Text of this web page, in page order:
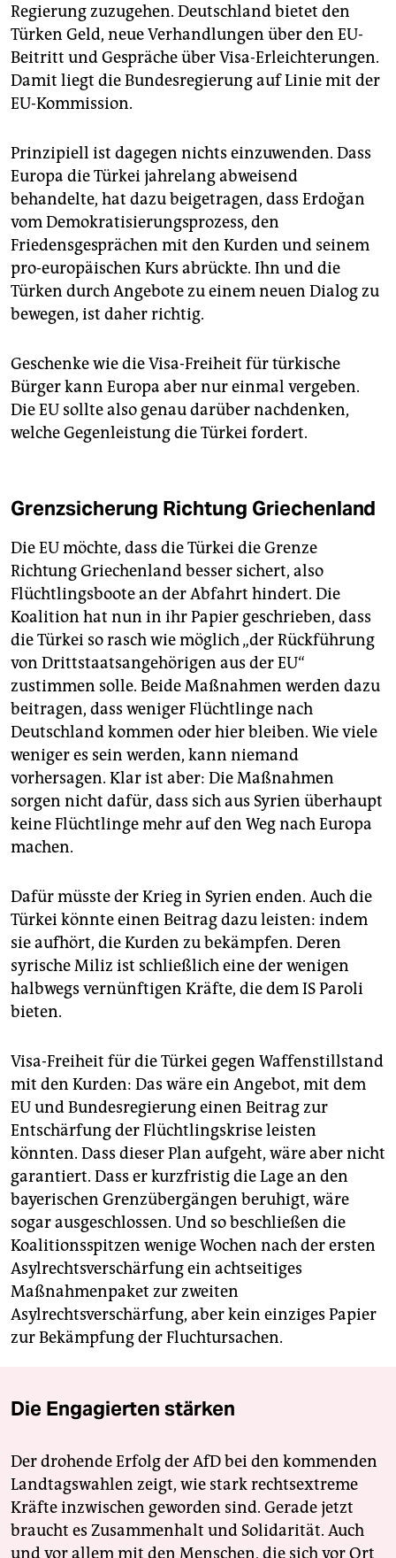
Regierung zuzugehen. Deutschland bietet den
Türken Geld, neue Verhandlungen über den EU-
Beitritt und Gespräche über Visa-Erleichterungen.
Damit liegt die Bundesregierung auf Linie mit der
EU-Kommission.
Prinzipiell ist dagegen nichts einzuwenden. Dass
Europa die Türkei jahrelang abweisend
behandelte, hat dazu beigetragen, dass Erdoğan
vom Demokratisierungsprozess, den
Friedensgesprächen mit den Kurden und seinem
pro-europäischen Kurs abrückte. Ihn und die
Türken durch Angebote zu einem neuen Dialog zu
bewegen, ist daher richtig.
Geschenke wie die Visa-Freiheit für türkische
Bürger kann Europa aber nur einmal vergeben.
Die EU sollte also genau darüber nachdenken,
welche Gegenleistung die Türkei fordert.
Grenzsicherung Richtung Griechenland
Die EU möchte, dass die Türkei die Grenze
Richtung Griechenland besser sichert, also
Flüchtlingsboote an der Abfahrt hindert. Die
Koalition hat nun in ihr Papier geschrieben, dass
die Türkei so rasch wie möglich „der Rückführung
von Drittstaatsangehörigen aus der EU“
zustimmen solle. Beide Maßnahmen werden dazu
beitragen, dass weniger Flüchtlinge nach
Deutschland kommen oder hier bleiben. Wie viele
weniger es sein werden, kann niemand
vorhersagen. Klar ist aber: Die Maßnahmen
sorgen nicht dafür, dass sich aus Syrien überhaupt
keine Flüchtlinge mehr auf den Weg nach Europa
machen.
Dafür müsste der Krieg in Syrien enden. Auch die
Türkei könnte einen Beitrag dazu leisten: indem
sie aufhört, die Kurden zu bekämpfen. Deren
syrische Miliz ist schließlich eine der wenigen
halbwegs vernünftigen Kräfte, die dem IS Paroli
bieten.
Visa-Freiheit für die Türkei gegen Waffenstillstand
mit den Kurden: Das wäre ein Angebot, mit dem
EU und Bundesregierung einen Beitrag zur
Entschärfung der Flüchtlingskrise leisten
könnten. Dass dieser Plan aufgeht, wäre aber nicht
garantiert. Dass er kurzfristig die Lage an den
bayerischen Grenzübergängen beruhigt, wäre
sogar ausgeschlossen. Und so beschließen die
Koalitionsspitzen wenige Wochen nach der ersten
Asylrechtsverschärfung ein achtseitiges
Maßnahmenpaket zur zweiten
Asylrechtsverschärfung, aber kein einziges Papier
zur Bekämpfung der Fluchtursachen.
Die Engagierten stärken
Der drohende Erfolg der AfD bei den kommenden
Landtagswahlen zeigt, wie stark rechtsextreme
Kräfte inzwischen geworden sind. Gerade jetzt
braucht es Zusammenhalt und Solidarität. Auch
und vor allem mit den Menschen, die sich vor Ort